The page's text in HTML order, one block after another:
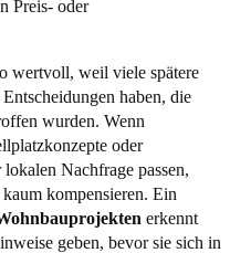
Preis- oder
wertvoll, weil viele spätere
haben, die
wurden. Wenn
oder
Nachfrage passen,
kompensieren. Ein
erkennt
geben, bevor sie sich in